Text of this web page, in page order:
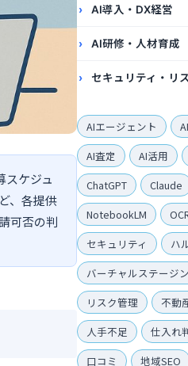
スケジュ
、各提供
可否の判
AI導入・DX経営
AI研修・人材育成
セキュリティ・リ
AIエージェント
AI査定
AI活用
ChatGPT
Claude
NotebookLM
セキュリティ
ハ
バーチャルステージ
リスク管理
不動
人手不足
仕入れ
口コミ
地域SEO